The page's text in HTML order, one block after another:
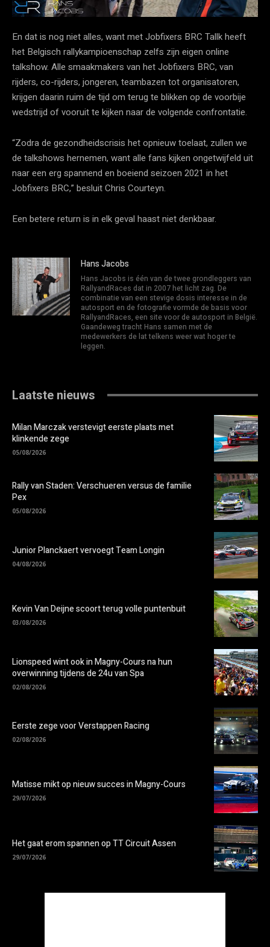
En dat is nog niet alles, want met Jobfixers BRC Tallk heeft
het Belgisch rallykampioenschap zelfs zijn eigen online
talkshow. Alle smaakmakers van het Jobfixers BRC, van
rijders, co-rijders, jongeren, teambazen tot organisatoren,
krijgen daarin ruim de tijd om terug te blikken op de voorbije
wedstrijd of vooruit te kijken naar de volgende confrontatie.
“Zodra de gezondheidscrisis het opnieuw toelaat, zullen we
de talkshows hernemen, want alle fans kijken ongetwijfeld uit
naar een erg spannend en boeiend seizoen 2021 in het
Jobfixers BRC,” besluit Chris Courteyn.
Een betere return is in elk geval haast niet denkbaar.
Hans Jacobs
Hans Jacobs is één van de twee grondleggers van
RallyandRaces dat in 2007 het licht zag. De
combinatie van een stevige dosis interesse in de
autosport en de fotografie vormde de basis voor
RallyandRaces, een site voor de autosport in België.
Gaandeweg tracht Hans samen met de
medewerkers de lat telkens weer wat hoger te
leggen.
Laatste nieuws
Milan Marczak verstevigt eerste plaats met
klinkende zege
05/08/2026
Rally van Staden: Verschueren versus de familie
Pex
05/08/2026
Junior Planckaert vervoegt Team Longin
04/08/2026
Kevin Van Deijne scoort terug volle puntenbuit
03/08/2026
Lionspeed wint ook in Magny-Cours na hun
overwinning tijdens de 24u van Spa
02/08/2026
Eerste zege voor Verstappen Racing
02/08/2026
Matisse mikt op nieuw succes in Magny-Cours
29/07/2026
Het gaat erom spannen op TT Circuit Assen
29/07/2026